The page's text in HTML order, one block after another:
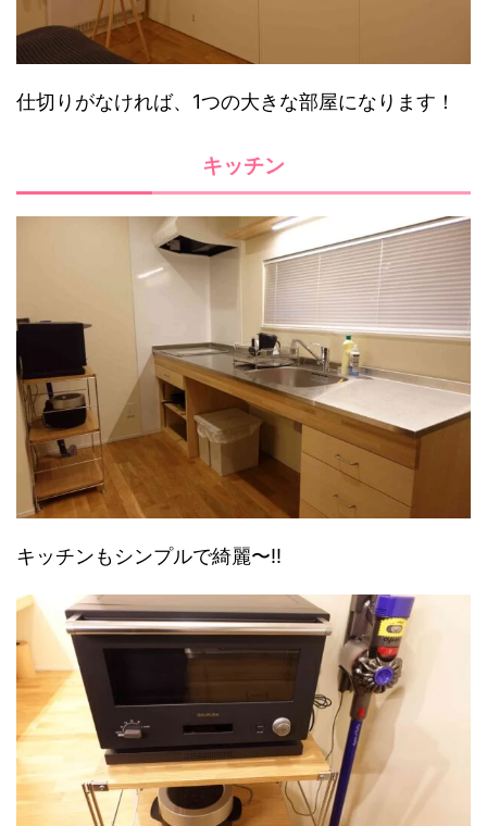
仕切りがなければ、1つの大きな部屋になります！
キッチン
キッチンもシンプルで綺麗〜!!